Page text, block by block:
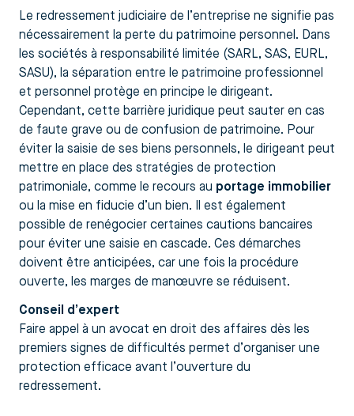
Le redressement judiciaire de l’entreprise ne signifie pas
nécessairement la perte du patrimoine personnel. Dans
les sociétés à responsabilité limitée (SARL, SAS, EURL,
SASU), la séparation entre le patrimoine professionnel
et personnel protège en principe le dirigeant.
Cependant, cette barrière juridique peut sauter en cas
de faute grave ou de confusion de patrimoine. Pour
éviter la saisie de ses biens personnels, le dirigeant peut
mettre en place des stratégies de protection
patrimoniale, comme le recours au portage immobilier
ou la mise en fiducie d’un bien. Il est également
possible de renégocier certaines cautions bancaires
pour éviter une saisie en cascade. Ces démarches
doivent être anticipées, car une fois la procédure
ouverte, les marges de manœuvre se réduisent.
Conseil d’expert
Faire appel à un avocat en droit des affaires dès les
premiers signes de difficultés permet d’organiser une
protection efficace avant l’ouverture du
redressement.